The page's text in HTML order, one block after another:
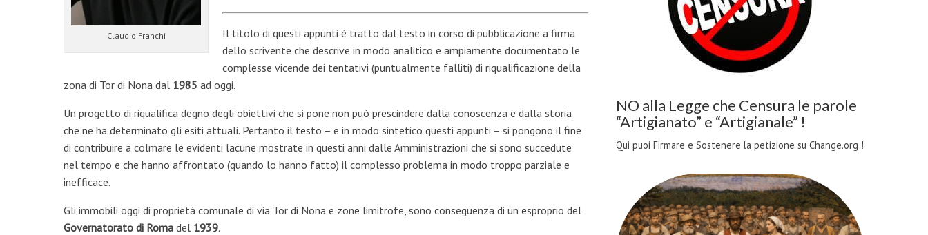
Claudio Franchi
Il titolo di questi appunti è tratto dal testo in corso di pubblicazione a firma
dello scrivente che descrive in modo analitico e ampiamente documentato le
complesse vicende dei tentativi (puntualmente falliti) di riqualificazione della
zona di Tor di Nona dal 1985 ad oggi.
Un progetto di riqualifica degno degli obiettivi che si pone non può prescindere dalla conoscenza e dalla storia
che ne ha determinato gli esiti attuali. Pertanto il testo – e in modo sintetico questi appunti – si pongono il fine
di contribuire a colmare le evidenti lacune mostrate in questi anni dalle Amministrazioni che si sono succedute
nel tempo e che hanno affrontato (quando lo hanno fatto) il complesso problema in modo troppo parziale e
inefficace.
Gli immobili oggi di proprietà comunale di via Tor di Nona e zone limitrofe, sono conseguenza di un esproprio del
Governatorato di Roma del 1939.
NO alla Legge che Censura le parole
“Artigianato” e “Artigianale” !
Qui puoi Firmare e Sostenere la petizione su Change.org !